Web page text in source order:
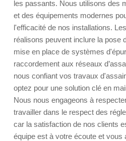
les passants. Nous utilisons des
et des équipements modernes
l'efficacité de nos installations.
réalisons peuvent inclure la pose
mise en place de systèmes
raccordement aux réseaux
nous confiant vos travaux
optez pour une solution clé en
Nous nous engageons à
travailler dans le respect des
car la satisfaction de nos clients
équipe est à votre écoute et vous